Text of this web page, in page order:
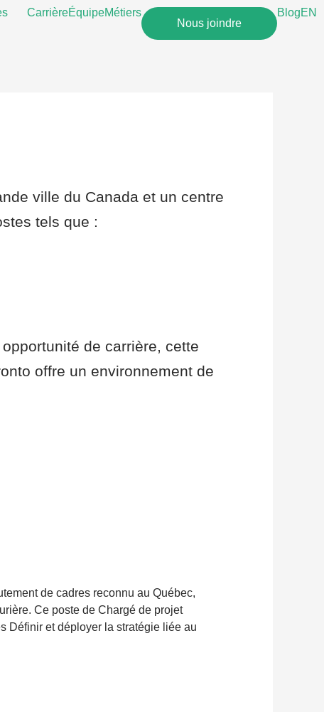
CarrièreÉquipeMétiers
Nous joindre
BlogEN
ville du Canada et un centre
tels que :
de carrière, cette
offre un environnement de
de cadres reconnu au Québec,
Ce poste de Chargé de projet
Définir et déployer la stratégie liée au